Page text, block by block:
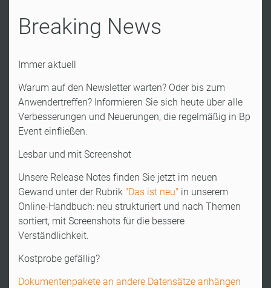
Breaking News
Immer aktuell
Warum auf den Newsletter warten? Oder bis zum
Anwendertreffen? Informieren Sie sich heute über alle
Verbesserungen und Neuerungen, die regelmäßig in Bp
Event einfließen.
Lesbar und mit Screenshot
Unsere Release Notes finden Sie jetzt im neuen
Gewand unter der Rubrik "Das ist neu" in unserem
Online-Handbuch: neu strukturiert und nach Themen
sortiert, mit Screenshots für die bessere
Verständlichkeit.
Kostprobe gefällig?
Dokumentenpakete an andere Datensätze anhängen